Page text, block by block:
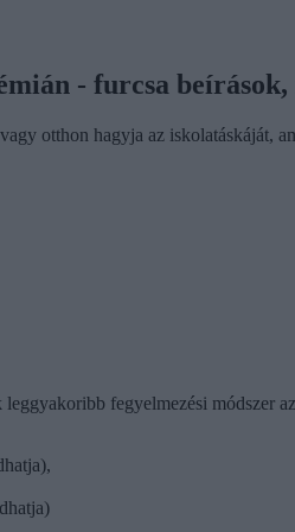
- furcsa
otthon hagyja az iskolatáskáját,
fegyelmezési módszer